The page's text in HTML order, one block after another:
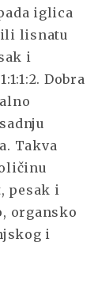
iglica
ili lisnatu
i
Dobra
Takva
pesak i
organsko
i